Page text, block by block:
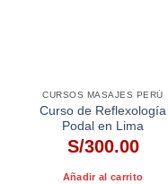
CURSOS MASAJES PERÚ
Curso de Reflexología
Podal en Lima
S/300.00
Añadir al carrito